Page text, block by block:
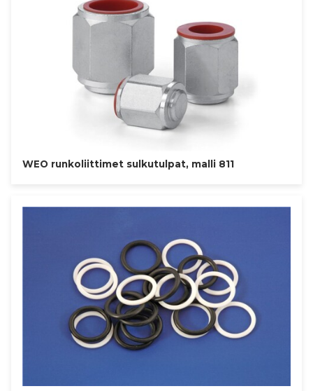
WEO runkoliittimet sulkutulpat, malli 811